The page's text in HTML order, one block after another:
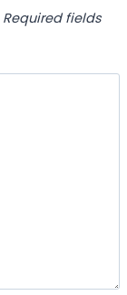
Required fields